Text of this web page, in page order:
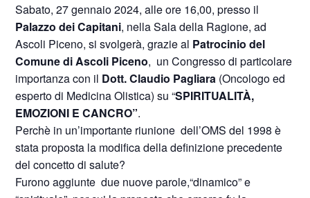
Sabato, 27 gennaio 2024, alle ore 16,00, presso il
Palazzo dei Capitani, nella Sala della Ragione, ad
Ascoli Piceno, si svolgerà, grazie al Patrocinio del
Comune di Ascoli Piceno, un Congresso di particolare
importanza con il Dott. Claudio Pagliara (Oncologo ed
esperto di Medicina Olistica) su “SPIRITUALITÀ,
EMOZIONI E CANCRO”.
Perchè in un’importante riunione dell’OMS del 1998 è
stata proposta la modifica della definizione precedente
del concetto di salute?
Furono aggiunte due nuove parole,“dinamico” e